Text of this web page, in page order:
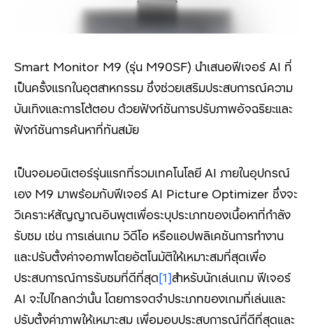
Smart Monitor M9 (รุ่น M90SF) นำเสนอฟีเจอร์ AI ที่
เป็นครั้งแรกในอุตสาหกรรม ซึ่งช่วยเสริมประสบการณ์ความ
บันเทิงและการโต้ตอบ ด้วยฟังก์ชันการปรับภาพอัจฉริยะและ
ฟังก์ชันการค้นหาที่ทันสมัย
เป็นจอมอนิเตอร์รุ่นแรกที่รวมเทคโนโลยี AI ภายในอุปกรณ์
เอง M9 มาพร้อมกับฟีเจอร์ AI Picture Optimizer ซึ่งจะ
วิเคราะห์สัญญาณอินพุตเพื่อระบุประเภทของเนื้อหาที่กำลัง
รับชม เช่น การเล่นเกม วิดีโอ หรือแอปพลิเคชันการทำงาน
และปรับตั้งค่าจอภาพโดยอัตโนมัติให้เหมาะสมที่สุดเพื่อ
ประสบการณ์การรับชมที่ดีที่สุด[1]สำหรับนักเล่นเกม ฟีเจอร์
AI จะไปไกลกว่านั้น โดยการจดจำประเภทของเกมที่เล่นและ
ปรับตั้งค่าภาพให้เหมาะสม เพื่อมอบประสบการณ์ที่ดีที่สุดและ